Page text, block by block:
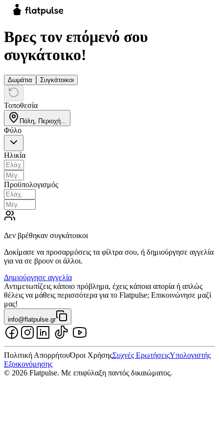
Βρες τον επόμενό σου
συγκάτοικο!
Δωμάτια Συγκάτοικοι
Τοποθεσία
Πόλη, Περιοχή...
Φύλο
Ηλικία
Προϋπολογισμός
Δεν βρέθηκαν συγκάτοικοι
Δοκίμασε να προσαρμόσεις τα φίλτρα σου, ή δημιούργησε αγγελία
για να σε βρουν οι άλλοι.
Δημιούργησε αγγελία
Αντιμετωπίζεις κάποιο πρόβλημα, έχεις κάποια απορία ή απλώς
θέλεις να μάθεις περισσότερα για το Flatpulse; Επικοινώνησε μαζί
μας!
info@flatpulse.gr
Πολιτική ΑπορρήτουΌροι ΧρήσηςΣυχνές ΕρωτήσειςΥπολογιστής
Εξοικονόμησης
© 2026 Flatpulse. Με επιφύλαξη παντός δικαιώματος.